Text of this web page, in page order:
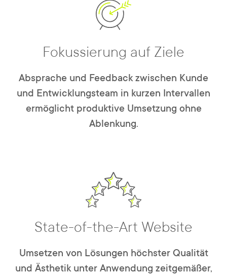
Fokussierung auf Ziele
Absprache und Feedback zwischen Kunde
und Entwicklungsteam in kurzen Intervallen
ermöglicht produktive Umsetzung ohne
Ablenkung.
State-of-the-Art Website
Umsetzen von Lösungen höchster Qualität
und Ästhetik unter Anwendung zeitgemäßer,